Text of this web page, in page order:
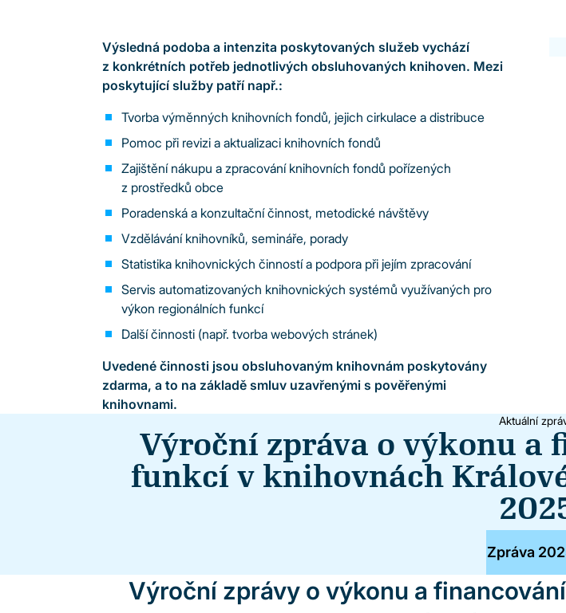
Výsledná podoba a intenzita poskytovaných služeb vychází
z konkrétních potřeb jednotlivých obsluhovaných knihoven. Mezi
poskytující služby patří např.:
Tvorba výměnných knihovních fondů, jejich cirkulace a distribuce
Pomoc při revizi a aktualizaci knihovních fondů
Zajištění nákupu a zpracování knihovních fondů pořízených
z prostředků obce
Poradenská a konzultační činnost, metodické návštěvy
Vzdělávání knihovníků, semináře, porady
Statistika knihovnických činností a podpora při jejím zpracování
Servis automatizovaných knihovnických systémů využívaných pro
výkon regionálních funkcí
Další činnosti (např. tvorba webových stránek)
Uvedené činnosti jsou obsluhovaným knihovnám poskytovány
zdarma, a to na základě smluv uzavřenými s pověřenými
knihovnami.
Aktuální
Výroční zpráva o výkonu a
funkcí v knihovnách
Zpráva
Výroční zprávy o výkonu a